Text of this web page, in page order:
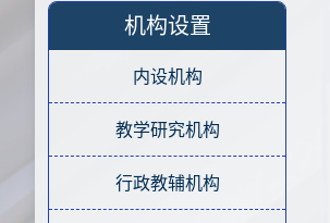
机构设置
内设机构
教学研究机构
行政教辅机构